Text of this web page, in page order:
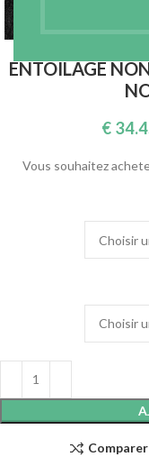
ENTOILAGE
€
Vous souhaitez
Comparer